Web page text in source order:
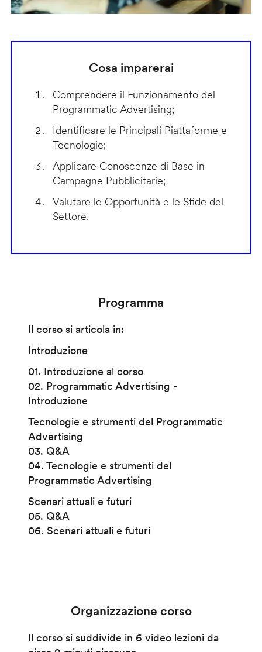
Cosa imparerai
Comprendere il Funzionamento del
Programmatic Advertising;
Identificare le Principali Piattaforme e
Tecnologie;
Applicare Conoscenze di Base in
Campagne Pubblicitarie;
Valutare le Opportunità e le Sfide del
Settore.
Programma
Il corso si articola in:
Introduzione
01. Introduzione al corso
02. Programmatic Advertising -
Introduzione
Tecnologie e strumenti del Programmatic
Advertising
03. Q&A
04. Tecnologie e strumenti del
Programmatic Advertising
Scenari attuali e futuri
05. Q&A
06. Scenari attuali e futuri
Organizzazione corso
Il corso si suddivide in 6 video lezioni da